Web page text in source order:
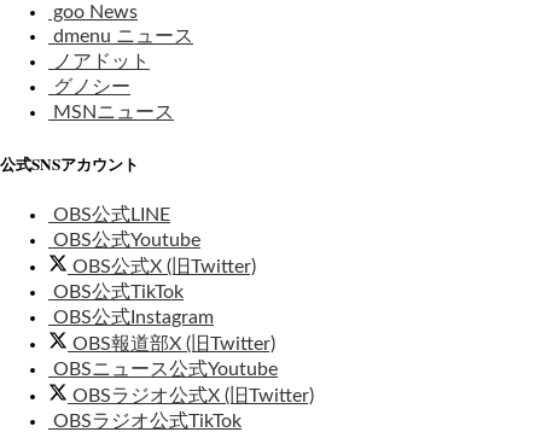
goo News
dmenu ニュース
ノアドット
グノシー
MSNニュース
公式SNSアカウント
OBS公式LINE
OBS公式Youtube
OBS公式X (旧Twitter)
OBS公式TikTok
OBS公式Instagram
OBS報道部X (旧Twitter)
OBSニュース公式Youtube
OBSラジオ公式X (旧Twitter)
OBSラジオ公式TikTok